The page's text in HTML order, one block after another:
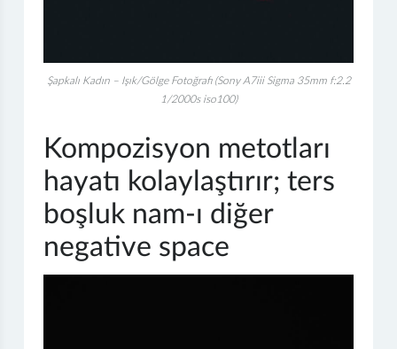
Şapkalı Kadın – Işık/Gölge Fotoğrafı (Sony A7iii Sigma 35mm f:2.2
1/2000s iso100)
Kompozisyon metotları
hayatı kolaylaştırır; ters
boşluk nam-ı diğer
negative space